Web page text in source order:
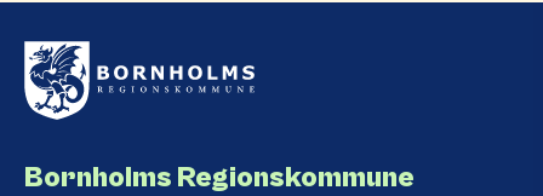
Bornholms Regionskommune